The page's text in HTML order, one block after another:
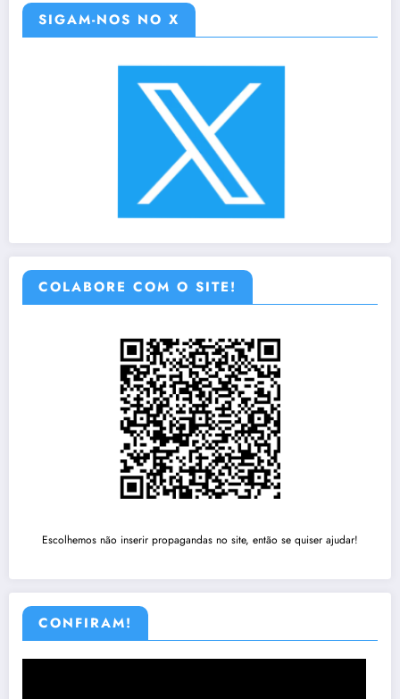
SIGAM-NOS NO X
COLABORE COM O SITE!
Escolhemos não inserir propagandas no site, então se quiser ajudar!
CONFIRAM!